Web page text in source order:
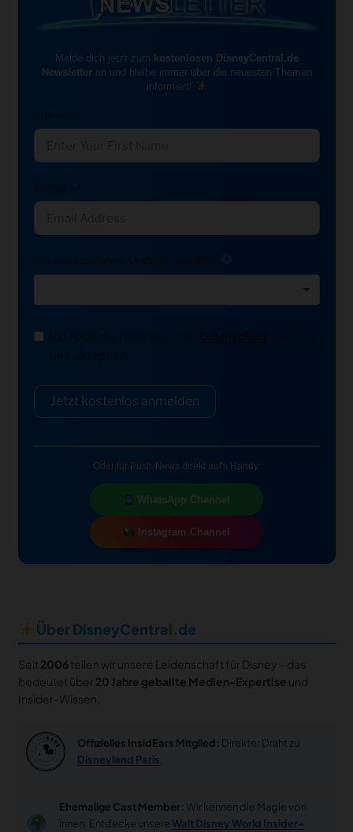
Melde dich jetzt zum kostenlosen DisneyCentral.de
Newsletteran und bleibe immer über die neuesten Themen
informiert!
Datenschutz
Jetzt kostenlos anmelden
Oder für Push-News direkt auf's Handy:
WhatsApp Channel
Instagram Channel
Über DisneyCentral.de
Seit 2006teilen wir unsere Leidenschaft für Disney – das
bedeutet über 20 Jahre geballte Medien-Expertise und
Insider-Wissen.
Offizielles InsidEars Mitglied: Direkter Draht zu
Disneyland Paris
Ehemalige Cast Member: Wir kennen die Magie von
innen. Entdecke unsere Walt Disney World Insider-